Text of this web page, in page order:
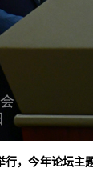
，今年论坛